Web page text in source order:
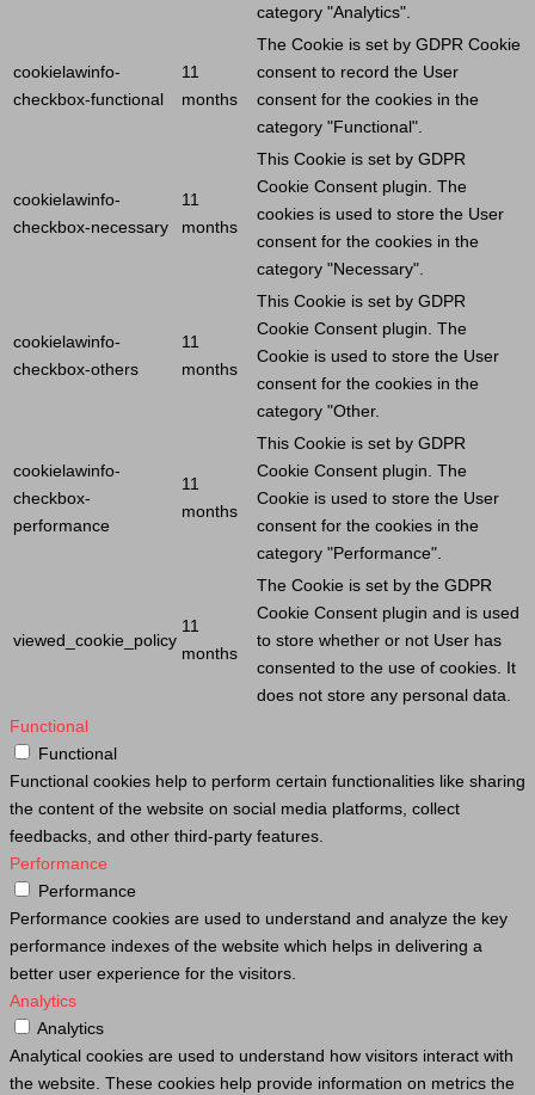
category "Analytics".
cookielawinfo-
checkbox-functional
11
months
The Cookie is set by GDPR Cookie
consent to record the User
consent for the cookies in the
category "Functional".
cookielawinfo-
checkbox-necessary
11
months
This Cookie is set by GDPR
Cookie Consent plugin. The
cookies is used to store the User
consent for the cookies in the
category "Necessary".
cookielawinfo-
checkbox-others
11
months
This Cookie is set by GDPR
Cookie Consent plugin. The
Cookie is used to store the User
consent for the cookies in the
category "Other.
cookielawinfo-
checkbox-
performance
11
months
This Cookie is set by GDPR
Cookie Consent plugin. The
Cookie is used to store the User
consent for the cookies in the
category "Performance".
viewed_cookie_policy
11
months
The Cookie is set by the GDPR
Cookie Consent plugin and is used
to store whether or not User has
consented to the use of cookies. It
does not store any personal data.
Functional
Functional
Functional cookies help to perform certain functionalities like sharing
the content of the website on social media platforms, collect
feedbacks, and other third-party features.
Performance
Performance
Performance cookies are used to understand and analyze the key
performance indexes of the website which helps in delivering a
better user experience for the visitors.
Analytics
Analytics
Analytical cookies are used to understand how visitors interact with
the website. These cookies help provide information on metrics the